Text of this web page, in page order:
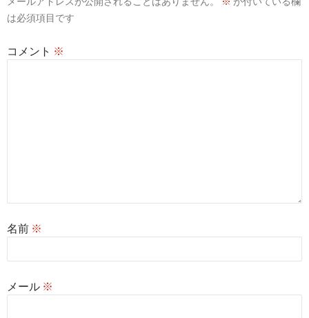
ョ
は必須項目です
コメント ※
名前 ※
メール ※